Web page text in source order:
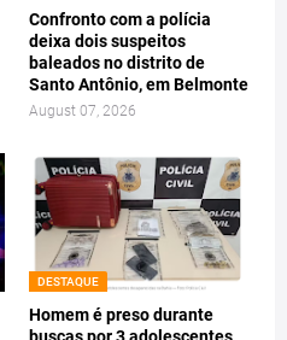
Confronto com a polícia
deixa dois suspeitos
baleados no distrito de
Santo Antônio, em Belmonte
August 07, 2026
DESTAQUE
Homem é preso durante